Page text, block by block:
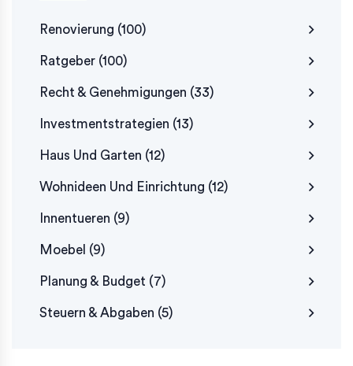
Renovierung (100)
Ratgeber (100)
Recht & Genehmigungen (33)
Investmentstrategien (13)
Haus Und Garten (12)
Wohnideen Und Einrichtung (12)
Innentueren (9)
Moebel (9)
Planung & Budget (7)
Steuern & Abgaben (5)